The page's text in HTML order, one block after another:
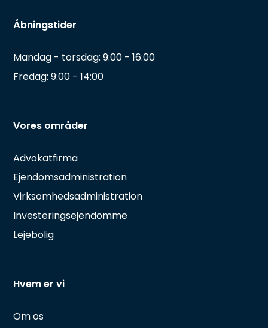
Åbningstider
Mandag - torsdag: 9:00 - 16:00
Fredag: 9:00 - 14:00
Vores områder
Advokatfirma
Ejendomsadministration
Virksomhedsadministration
Investeringsejendomme
Lejebolig
Hvem er vi
Om os